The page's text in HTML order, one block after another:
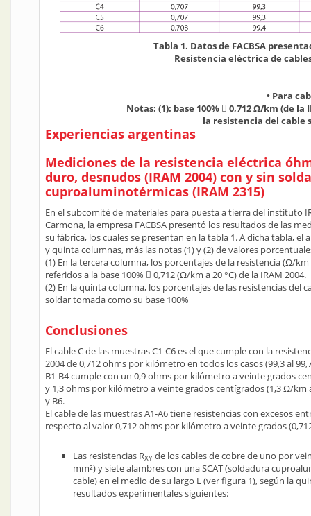
Tabla 1. Datos de FACBSA
Resistencia eléctrica de
• Para
Notas: (1): base 100%  0,712 Ω/km (de
la resistencia del cable
Experiencias argentinas
Mediciones de la resistencia eléctrica
duro, desnudos (IRAM 2004) con y sin
cuproaluminotérmicas (IRAM 2315)
En el subcomité de materiales para puesta a tierra del instituto
Carmona, la empresa FACBSA presentó los resultados de las
su fábrica, los cuales se presentan en la tabla 1. A dicha tabla,
y quinta columnas, más las notas (1) y (2) de valores
(1) En la tercera columna, los porcentajes de la resistencia (Ω/km
referidos a la base 100%  0,712 (Ω/km a 20 °C) de la IRAM 2004.
(2) En la quinta columna, los porcentajes de las resistencias del
soldar tomada como su base 100%
Conclusiones
El cable C de las muestras C1-C6 es el que cumple con la
2004 de 0,712 ohms por kilómetro en todos los casos (99,3 al
B1-B4 cumple con un 0,9 ohms por kilómetro a veinte grados
y 1,3 ohms por kilómetro a veinte grados centígrados (1,3 Ω/km
y B6.
El cable de las muestras A1-A6 tiene resistencias con excesos
respecto al valor 0,712 ohms por kilómetro a veinte grados
Las resistencias RXY de los cables de cobre de uno por
mm²) y siete alambres con una SCAT (soldadura
cable) en el medio de su largo L (ver figura 1), según la
resultados experimentales siguientes: